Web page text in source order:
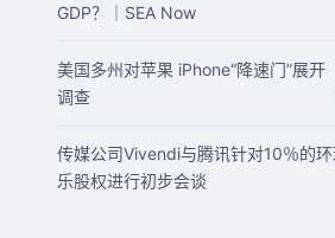
GDP？｜SEA Now
美国多州对苹果 iPhone“降速门”展开
调查
传媒公司Vivendi与腾讯针对10％的
乐股权进行初步会谈